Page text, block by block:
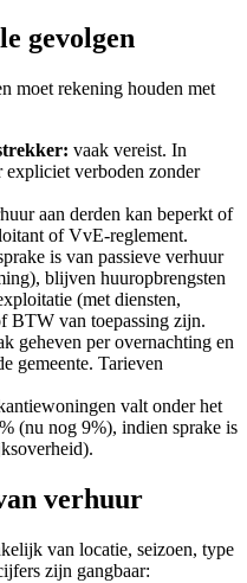
gevolgen
moet rekening houden met
vaak vereist. In
expliciet verboden zonder
aan derden kan beperkt of
of VvE-reglement.
is van passieve verhuur
blijven huuropbrengsten
(met diensten,
BTW van toepassing zijn.
geheven per overnachting en
gemeente. Tarieven
valt onder het
(nu nog 9%), indien sprake is
verhuur
van locatie, seizoen, type
zijn gangbaar: